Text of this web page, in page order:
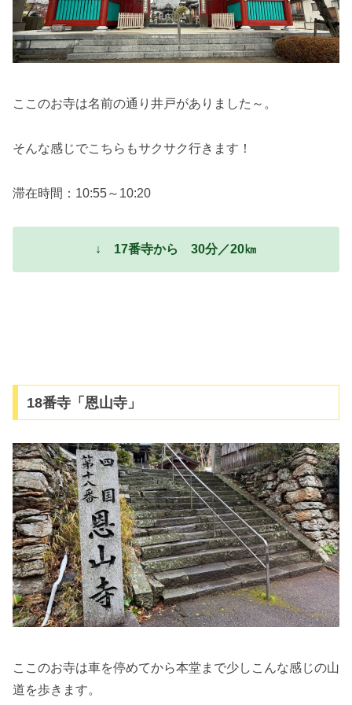
ここのお寺は名前の通り井戸がありました～。
そんな感じでこちらもサクサク行きます！
滞在時間：10:55～10:20
↓ 17番寺から 30分／20㎞
18番寺「恩山寺」
ここのお寺は車を停めてから本堂まで少しこんな感じの山
道を歩きます。